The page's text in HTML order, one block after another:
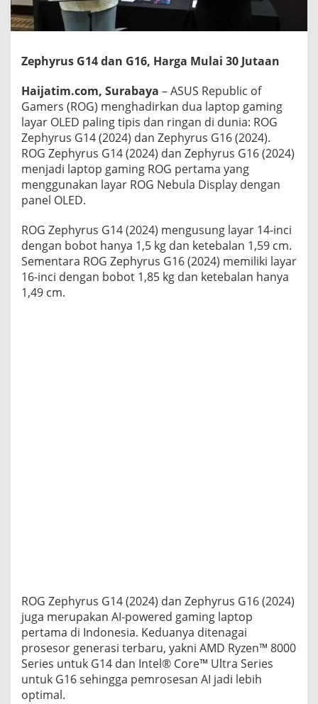
m
n
P
i
n
g
T
p
i
s
n
g
a
n
Zephyrus G14 dan G16, Harga Mulai 30 Jutaan
Haijatim.com, Surabaya – ASUS Republic of
Gamers (ROG) menghadirkan dua laptop gaming
layar OLED paling tipis dan ringan di dunia: ROG
Zephyrus G14 (2024) dan Zephyrus G16 (2024).
ROG Zephyrus G14 (2024) dan Zephyrus G16 (2024)
menjadi laptop gaming ROG pertama yang
menggunakan layar ROG Nebula Display dengan
panel OLED.
ROG Zephyrus G14 (2024) mengusung layar 14-inci
dengan bobot hanya 1,5 kg dan ketebalan 1,59 cm.
Sementara ROG Zephyrus G16 (2024) memiliki layar
16-inci dengan bobot 1,85 kg dan ketebalan hanya
1,49 cm.
ROG Zephyrus G14 (2024) dan Zephyrus G16 (2024)
juga merupakan AI-powered gaming laptop
pertama di Indonesia. Keduanya ditenagai
prosesor generasi terbaru, yakni AMD Ryzen™ 8000
Series untuk G14 dan Intel® Core™ Ultra Series
untuk G16 sehingga pemrosesan AI jadi lebih
optimal.